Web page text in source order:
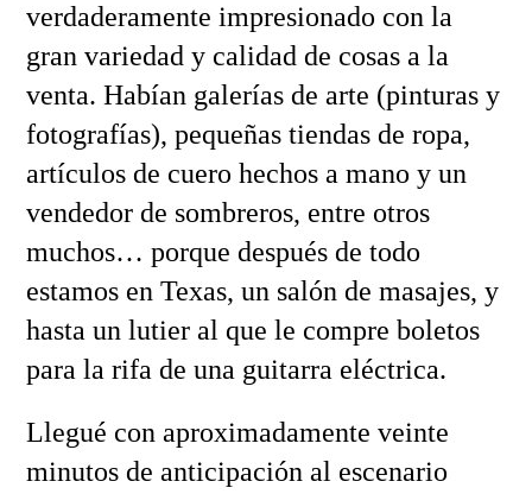
verdaderamente impresionado con la
gran variedad y calidad de cosas a la
venta. Habían galerías de arte (pinturas y
fotografías), pequeñas tiendas de ropa,
artículos de cuero hechos a mano y un
vendedor de sombreros, entre otros
muchos… porque después de todo
estamos en Texas, un salón de masajes, y
hasta un lutier al que le compre boletos
para la rifa de una guitarra eléctrica.
Llegué con aproximadamente veinte
minutos de anticipación al escenario